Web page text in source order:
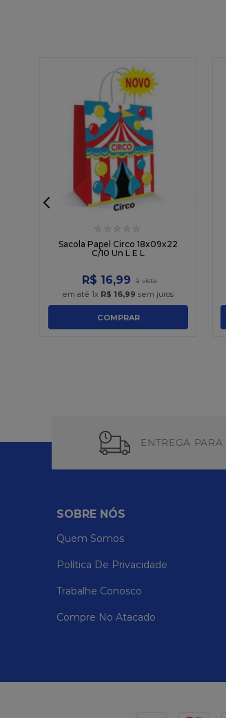
☆ ☆ ☆ ☆ ☆
Sacola Papel Circo 18x09x22
C/10 Un L E L
R$ 16,99
em até1x R$ 16,99 sem juros
COMPRAR
ENTREGA PARA
SOBRE NÓS
Quem Somos
Política De Privacidade
Trabalhe Conosco
Compre No Atacado